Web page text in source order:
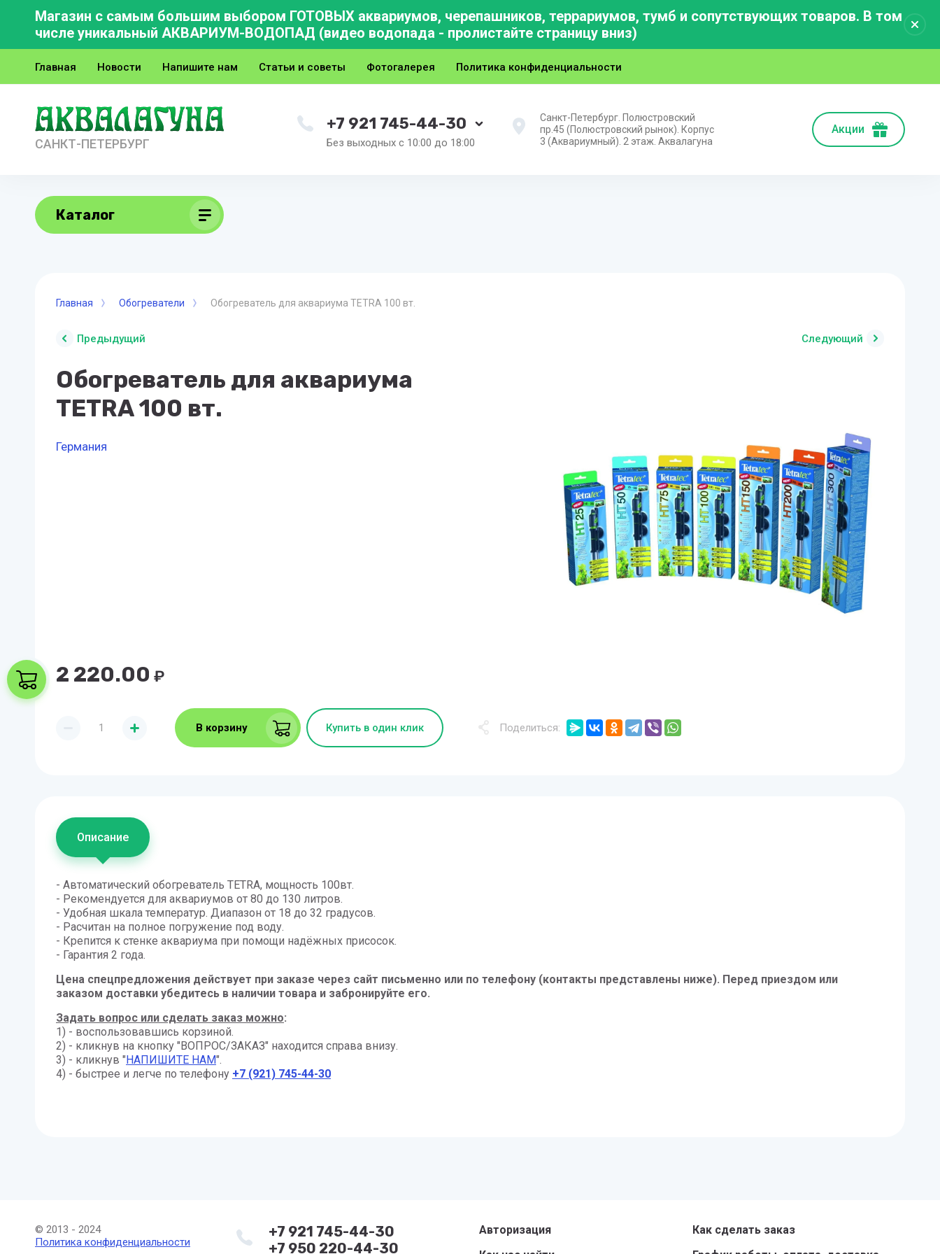
Корзина пуста
Магазин с самым большим выбором ГОТОВЫХ аквариумов, черепашников, террариумов, тумб и сопутствующих товаров. В том
числе уникальный АКВАРИУМ-ВОДОПАД (видео водопада - пролистайте страницу вниз)
Главная Новости Напишите нам Статьи и советы Фотогалерея Политика конфиденциальности
САНКТ-ПЕТЕРБУРГ
+7 921 745-44-30
Без выходных с 10:00 до 18:00
Санкт-Петербург. Полюстровский
пр.45 (Полюстровский рынок). Корпус
3 (Аквариумный). 2 этаж. Аквалагуна
Акции
Каталог
Главная Обогреватели Обогреватель для аквариума TETRA 100 вт.
Предыдущий Следующий
Обогреватель для аквариума
TETRA 100 вт.
Германия
2 220.00 ₽
В корзину Купить в один клик Поделиться:
Описание
- Автоматический обогреватель TETRA, мощность 100вт.
- Рекомендуется для аквариумов от 80 до 130 литров.
- Удобная шкала температур. Диапазон от 18 до 32 градусов.
- Расчитан на полное погружение под воду.
- Крепится к стенке аквариума при помощи надёжных присосок.
- Гарантия 2 года.
Цена спецпредложения действует при заказе через сайт письменно или по телефону (контакты представлены ниже). Перед приездом или
заказом доставки убедитесь в наличии товара и забронируйте его.
Задать вопрос или сделать заказ можно:
1) - воспользовавшись корзиной.
2) - кликнув на кнопку "ВОПРОС/ЗАКАЗ" находится справа внизу.
3) - кликнув "НАПИШИТЕ НАМ".
4) - быстрее и легче по телефону +7 (921) 745-44-30
© 2013 - 2024
Политика конфиденциальности
+7 921 745-44-30
+7 950 220-44-30
Авторизация
Как сделать заказ